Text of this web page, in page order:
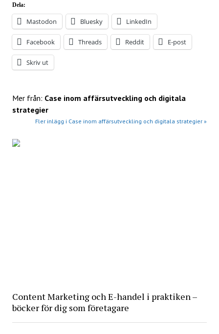
Dela:
Mastodon Bluesky LinkedIn
Facebook Threads Reddit E-post
Skriv ut
Mer från: Case inom affärsutveckling och digitala
strategier
Fler inlägg i Case inom affärsutveckling och digitala strategier »
Content Marketing och E-handel i praktiken –
böcker för dig som företagare